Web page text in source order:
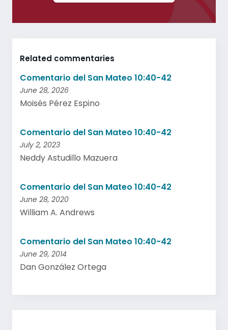
Related commentaries
Comentario del San Mateo 10:40-42
June 28, 2026
Moisés Pérez Espino
Comentario del San Mateo 10:40-42
July 2, 2023
Neddy Astudillo Mazuera
Comentario del San Mateo 10:40-42
June 28, 2020
William A. Andrews
Comentario del San Mateo 10:40-42
June 29, 2014
Dan González Ortega